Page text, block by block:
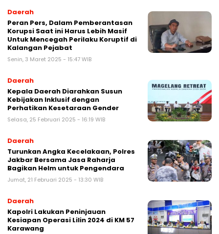
Daerah
Peran Pers, Dalam Pemberantasan
Korupsi Saat ini Harus Lebih Masif
Untuk Mencegah Perilaku Koruptif di
Kalangan Pejabat
Senin, 3 Maret 2025 - 15:47 WIB
Daerah
Kepala Daerah Diarahkan Susun
Kebijakan Inklusif dengan
Perhatikan Kesetaraan Gender
Selasa, 25 Februari 2025 - 16:19 WIB
Daerah
Turunkan Angka Kecelakaan, Polres
Jakbar Bersama Jasa Raharja
Bagikan Helm untuk Pengendara
Jumat, 21 Februari 2025 - 13:30 WIB
Daerah
Kapolri Lakukan Peninjauan
Kesiapan Operasi Lilin 2024 di KM 57
Karawang